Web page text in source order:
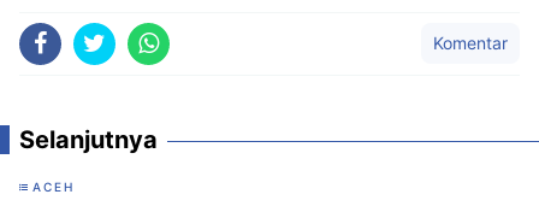
Komentar
Selanjutnya
ACEH